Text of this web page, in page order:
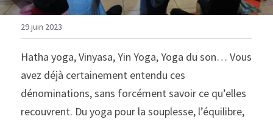
29 juin 2023
Hatha yoga, Vinyasa, Yin Yoga, Yoga du son… Vous
avez déjà certainement entendu ces
dénominations, sans forcément savoir ce qu’elles
recouvrent. Du yoga pour la souplesse, l’équilibre,